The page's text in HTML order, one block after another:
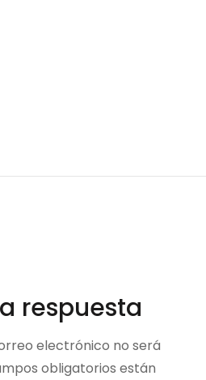
respuesta
electrónico no será
obligatorios están